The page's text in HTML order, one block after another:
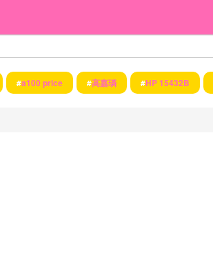
#a100 price #高嘉璘 #HP 15432B